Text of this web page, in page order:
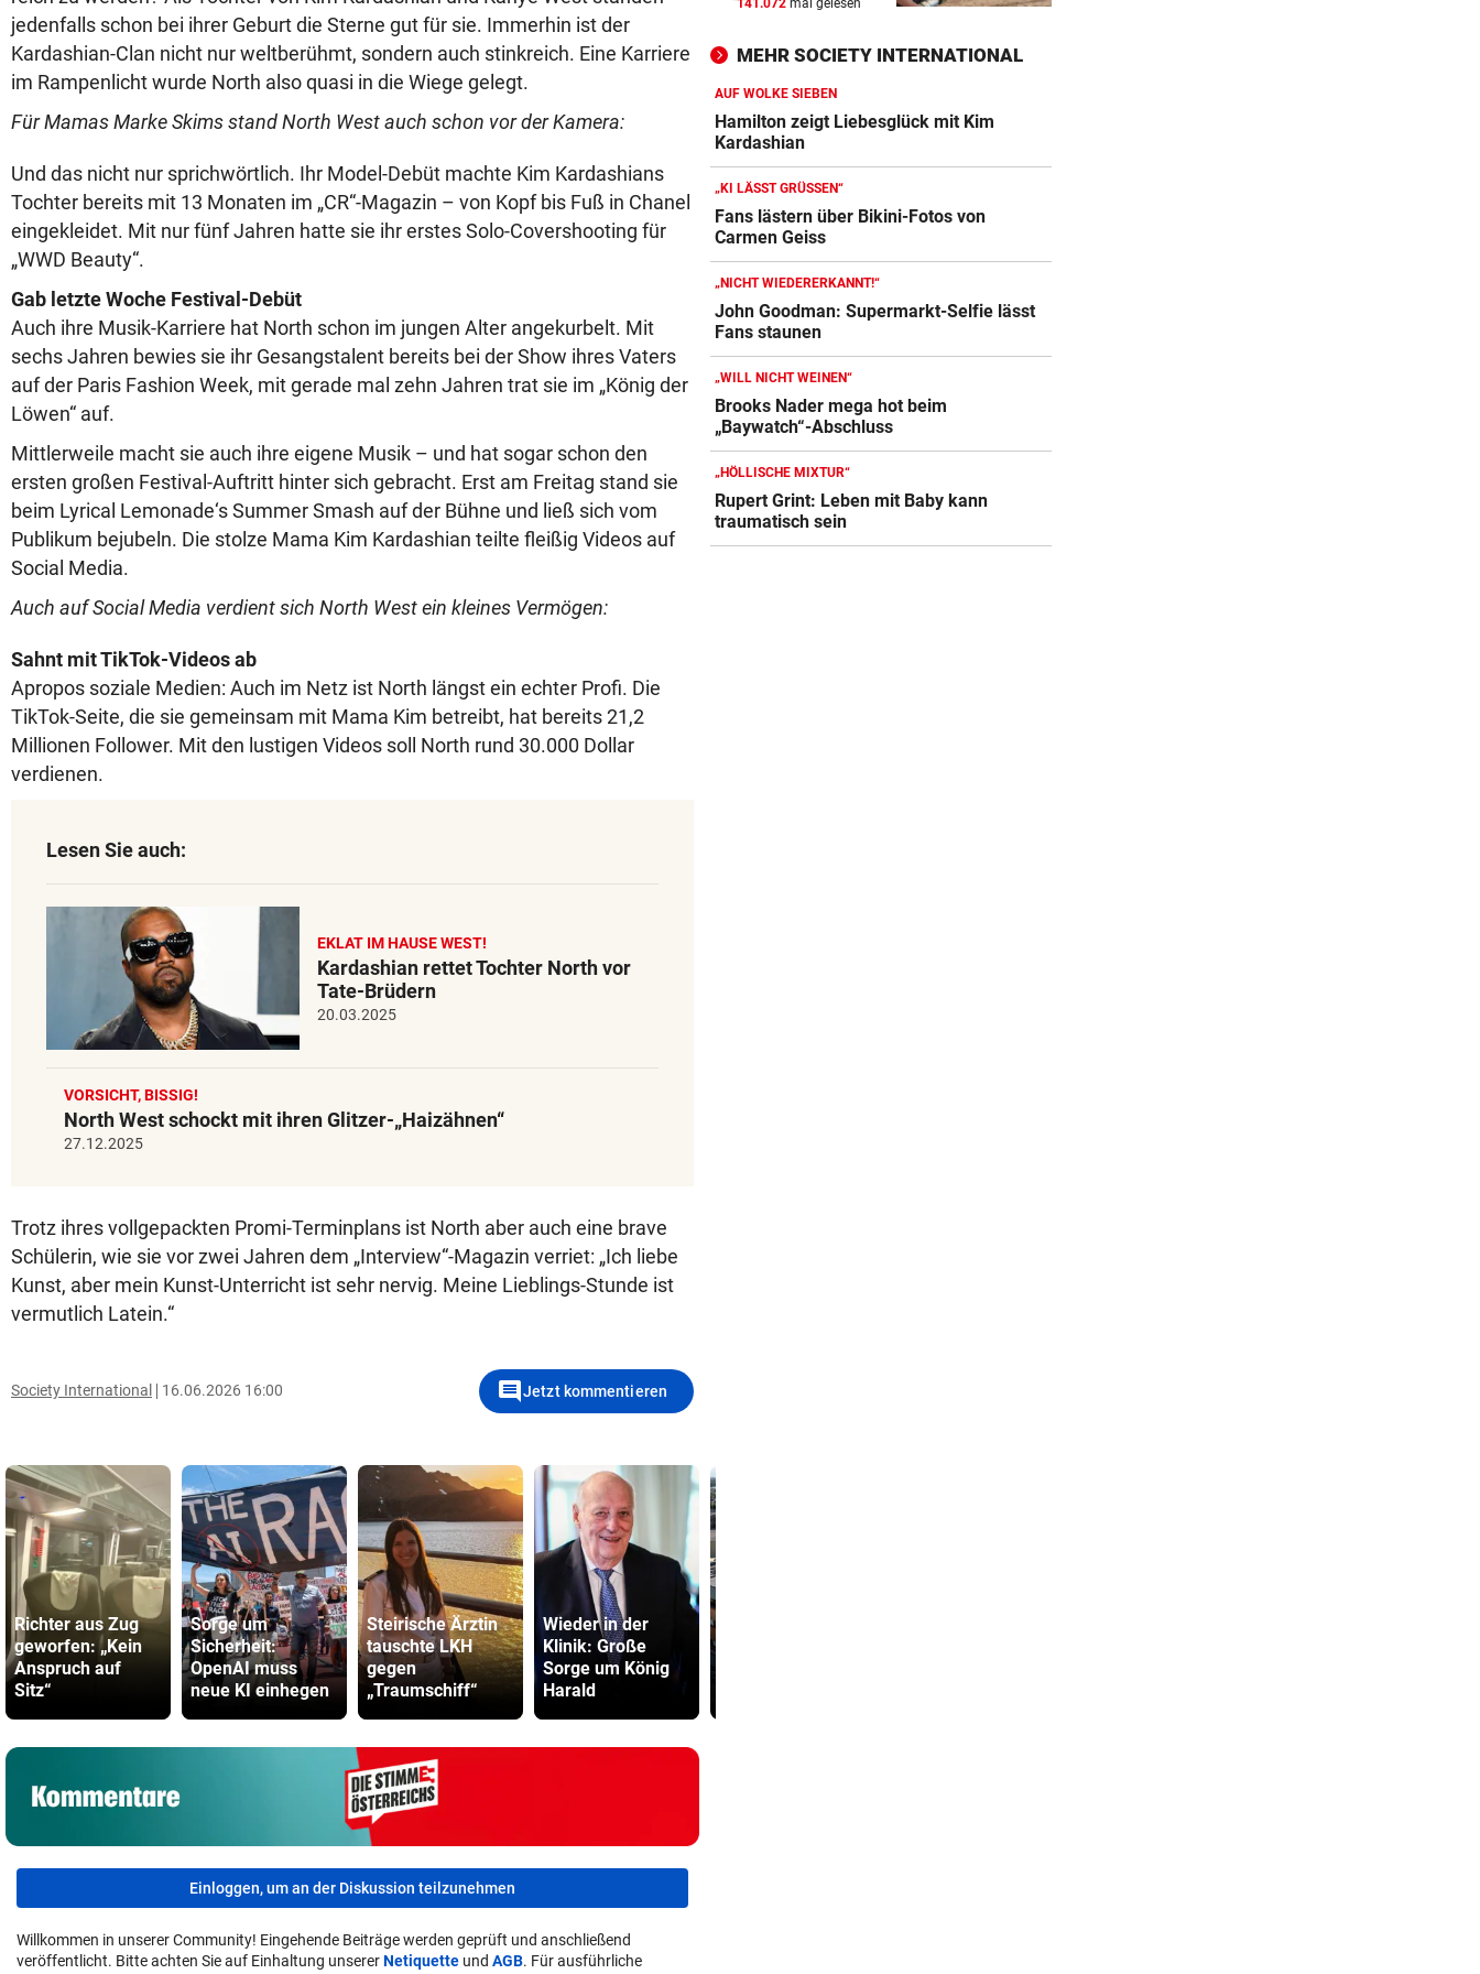
jedenfalls schon bei ihrer Geburt die Sterne gut für sie. Immerhin ist der
Kardashian-Clan nicht nur weltberühmt, sondern auch stinkreich. Eine Karriere
im Rampenlicht wurde North also quasi in die Wiege gelegt.
Für Mamas Marke Skims stand North West auch schon vor der Kamera:
Und das nicht nur sprichwörtlich. Ihr Model-Debüt machte Kim Kardashians
Tochter bereits mit 13 Monaten im „CR“-Magazin – von Kopf bis Fuß in Chanel
eingekleidet. Mit nur fünf Jahren hatte sie ihr erstes Solo-Covershooting für
„WWD Beauty“.
Gab letzte Woche Festival-Debüt
Auch ihre Musik-Karriere hat North schon im jungen Alter angekurbelt. Mit
sechs Jahren bewies sie ihr Gesangstalent bereits bei der Show ihres Vaters
auf der Paris Fashion Week, mit gerade mal zehn Jahren trat sie im „König der
Löwen“ auf.
Mittlerweile macht sie auch ihre eigene Musik – und hat sogar schon den
ersten großen Festival-Auftritt hinter sich gebracht. Erst am Freitag stand sie
beim Lyrical Lemonade‘s Summer Smash auf der Bühne und ließ sich vom
Publikum bejubeln. Die stolze Mama Kim Kardashian teilte fleißig Videos auf
Social Media.
Auch auf Social Media verdient sich North West ein kleines Vermögen:
Sahnt mit TikTok-Videos ab
Apropos soziale Medien: Auch im Netz ist North längst ein echter Profi. Die
TikTok-Seite, die sie gemeinsam mit Mama Kim betreibt, hat bereits 21,2
Millionen Follower. Mit den lustigen Videos soll North rund 30.000 Dollar
verdienen.
Lesen Sie auch:
EKLAT IM HAUSE WEST!
Kardashian rettet Tochter North vor
Tate-Brüdern
20.03.2025
VORSICHT, BISSIG!
North West schockt mit ihren Glitzer-„Haizähnen“
27.12.2025
Trotz ihres vollgepackten Promi-Terminplans ist North aber auch eine brave
Schülerin, wie sie vor zwei Jahren dem „Interview“-Magazin verriet: „Ich liebe
Kunst, aber mein Kunst-Unterricht ist sehr nervig. Meine Lieblings-Stunde ist
vermutlich Latein.“
Society International 16.06.2026 16:00 commentJetzt kommentieren
Richter aus Zug
geworfen: „Kein
Anspruch auf
Sitz“
Sorge um
Sicherheit:
OpenAI muss
neue KI einhegen
Steirische Ärztin
tauschte LKH
gegen
„Traumschiff“
Wieder in der
Klinik: Große
Sorge um König
Harald
Einloggen, um an der Diskussion teilzunehmen
Willkommen in unserer Community! Eingehende Beiträge werden geprüft und anschließend
veröffentlicht. Bitte achten Sie auf Einhaltung unsererNetiquette und AGB. Für ausführliche
TELEFON LÄUFT HEISS vor 2 Stunden
Pension für Patienten
„ERSCHRECKENDE SZENEN“ vor 2 Stunden
Brand am Gardasee: Hotel
geräumt, Urlauber fliehen
ACHT KILO TNT IM BODEN vor 2 Stunden
Schon wieder Sprengstoff in
beliebtem See gefunden
141.072 mal gelesen
MEHR SOCIETY INTERNATIONAL
AUF WOLKE SIEBEN
Hamilton zeigt Liebesglück mit Kim
Kardashian
„KI LÄSST GRÜSSEN“
Fans lästern über Bikini-Fotos von
Carmen Geiss
„NICHT WIEDERERKANNT!“
John Goodman: Supermarkt-Selfie lässt
Fans staunen
„WILL NICHT WEINEN“
Brooks Nader mega hot beim
„Baywatch“-Abschluss
„HÖLLISCHE MIXTUR“
Rupert Grint: Leben mit Baby kann
traumatisch sein